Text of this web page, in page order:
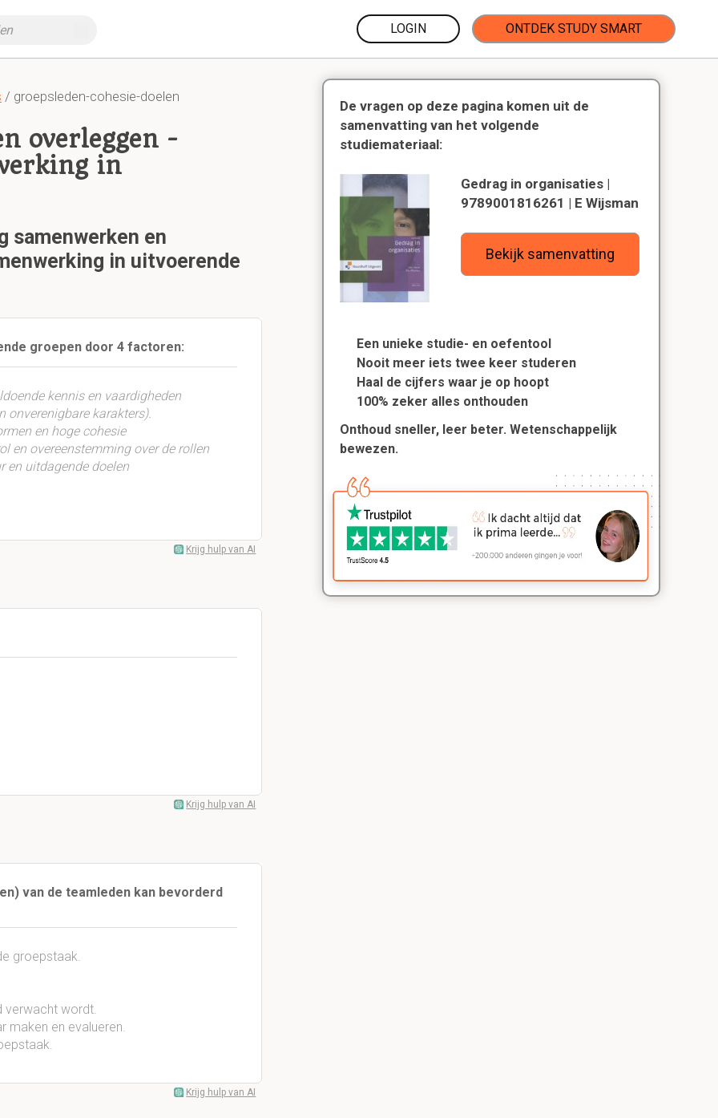
LOGIN ONTDEK STUDY SMART
/ groepsleden-cohesie-doelen
overleggen -
in
samenwerken en
in uitvoerende
groepen door 4 factoren:
kennis en vaardigheden
onverenigbare karakters).
en hoge cohesie
ol en overeenstemming over de rollen
en uitdagende doelen
Krijg hulp van AI
Krijg hulp van AI
van de teamleden kan bevorderd
groepstaak.
wordt.
en evalueren.
Krijg hulp van AI
De vragen op deze pagina komen uit de
samenvatting van het volgende
studiemateriaal:
Gedrag in organisaties |
9789001816261 | E Wijsman
Bekijk samenvatting
Een unieke studie- en oefentool
Nooit meer iets twee keer studeren
Haal de cijfers waar je op hoopt
100% zeker alles onthouden
Onthoud sneller, leer beter. Wetenschappelijk
bewezen.